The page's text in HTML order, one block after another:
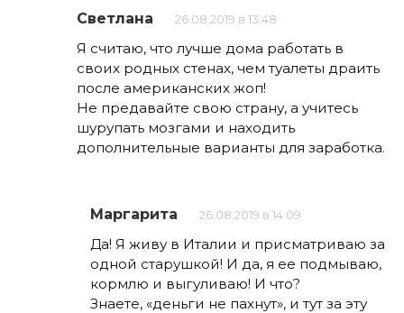
Светлана 26.08.2019 в 13:48
Я считаю, что лучше дома работать в
своих родных стенах, чем туалеты драить
после американских жоп!
Не предавайте свою страну, а учитесь
шурупать мозгами и находить
дополнительные варианты для заработка.
Маргарита 26.08.2019 в 14:09
Да! Я живу в Италии и присматриваю за
одной старушкой! И да, я ее подмываю,
кормлю и выгуливаю! И что?
Знаете, «деньги не пахнут», и тут за эту